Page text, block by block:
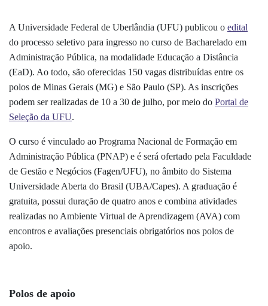
A Universidade Federal de Uberlândia (UFU) publicou o edital
do processo seletivo para ingresso no curso de Bacharelado em
Administração Pública, na modalidade Educação a Distância
(EaD). Ao todo, são oferecidas 150 vagas distribuídas entre os
polos de Minas Gerais (MG) e São Paulo (SP). As inscrições
podem ser realizadas de 10 a 30 de julho, por meio do Portal de
Seleção da UFU.
O curso é vinculado ao Programa Nacional de Formação em
Administração Pública (PNAP) e é será ofertado pela Faculdade
de Gestão e Negócios (Fagen/UFU), no âmbito do Sistema
Universidade Aberta do Brasil (UBA/Capes). A graduação é
gratuita, possui duração de quatro anos e combina atividades
realizadas no Ambiente Virtual de Aprendizagem (AVA) com
encontros e avaliações presenciais obrigatórios nos polos de
apoio.
Polos de apoio